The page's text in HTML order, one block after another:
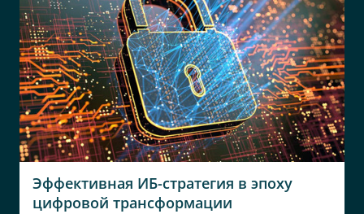
Эффективная ИБ-стратегия в эпоху
цифровой трансформации